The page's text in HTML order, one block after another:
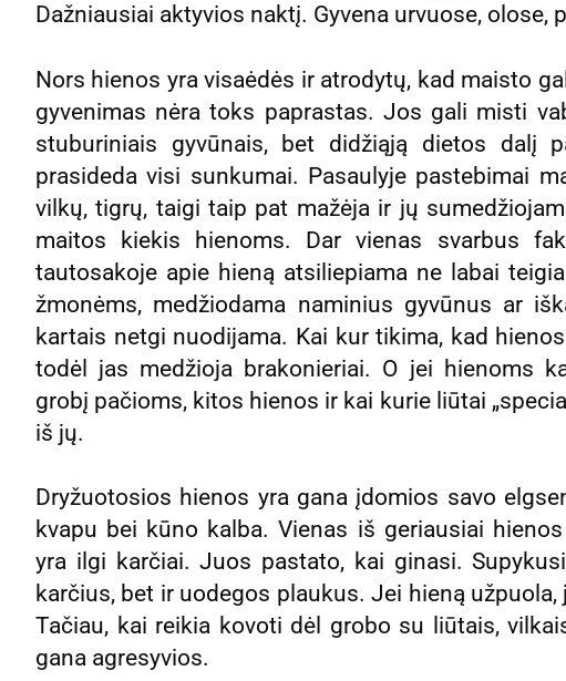
Dažniausiai aktyvios naktį. Gyvena urvuose, olose,
Nors hienos yra visaėdės ir atrodytų, kad maisto
gyvenimas nėra toks paprastas. Jos gali misti
stuburiniais gyvūnais, bet didžiąją dietos dalį
prasideda visi sunkumai. Pasaulyje pastebimai
vilkų, tigrų, taigi taip pat mažėja ir jų
maitos kiekis hienoms. Dar vienas svarbus
tautosakoje apie hieną atsiliepiama ne labai
žmonėms, medžiodama naminius gyvūnus ar
kartais netgi nuodijama. Kai kur tikima, kad
todėl jas medžioja brakonieriai. O jei hienoms
grobį pačioms, kitos hienos ir kai kurie liūtai
iš jų.
Dryžuotosios hienos yra gana įdomios savo
kvapu bei kūno kalba. Vienas iš geriausiai
yra ilgi karčiai. Juos pastato, kai ginasi.
karčius, bet ir uodegos plaukus. Jei hieną
Tačiau, kai reikia kovoti dėl grobo su liūtais,
gana agresyvios.